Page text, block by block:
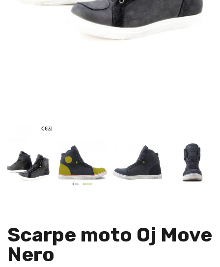
Scarpe moto Oj Move
Nero